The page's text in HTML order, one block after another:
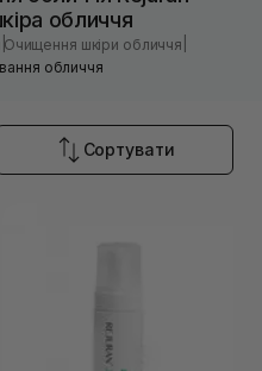
обличчя
|Очищення шкіри обличчя
обличчя
Сортувати